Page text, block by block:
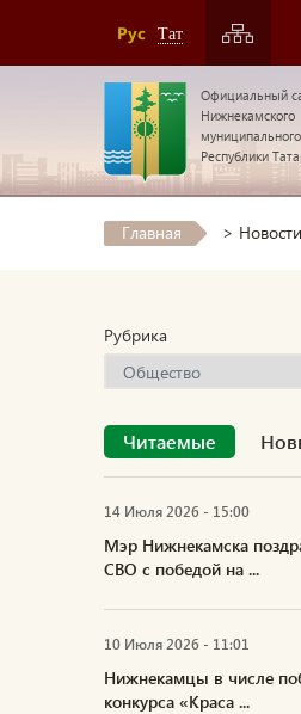
Рус Тат
Официальный
Нижнекамского
Республики
Главная > Новости
Рубрика
Читаемые
14 Июля 2026 - 15:00
Мэр Нижнекамска
СВО с победой на ...
10 Июля 2026 - 11:01
Нижнекамцы в числе
конкурса «Краса ...